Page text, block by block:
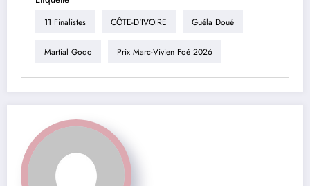
11 Finalistes CÔTE-D'IVOIRE Guéla Doué
Martial Godo Prix Marc-Vivien Foé 2026